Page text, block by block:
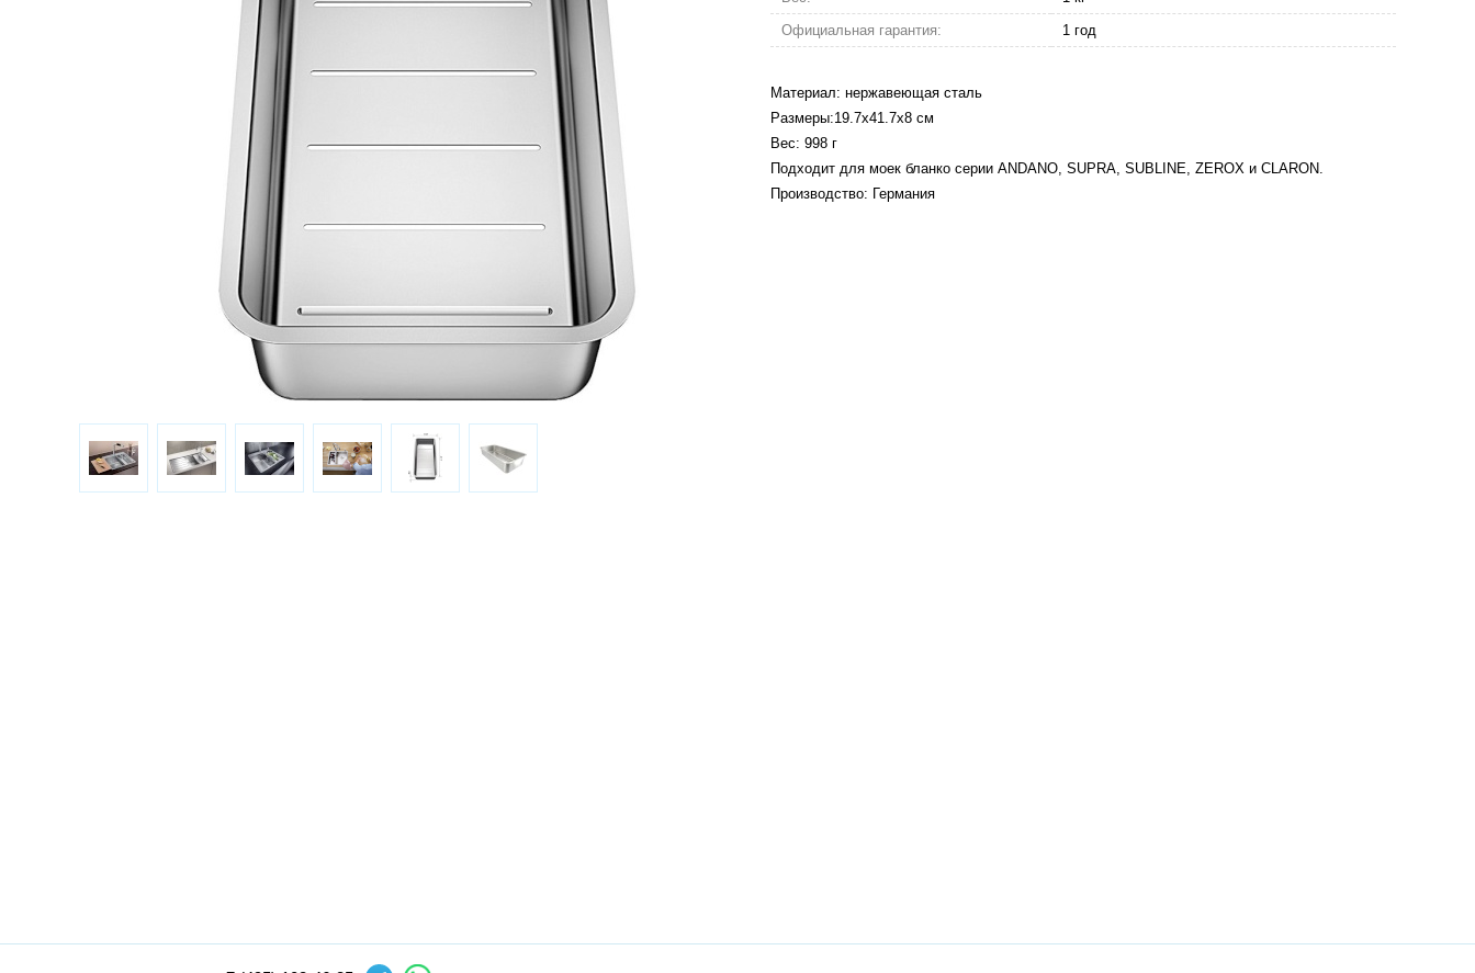
Официальная гарантия:
1 год
Материал: нержавеющая сталь
Размеры:19.7х41.7х8 см
Вес: 998 г
Подходит для моек бланко серии ANDANO, SUPRA, SUBLINE, ZEROX и CLARON.
Производство: Германия